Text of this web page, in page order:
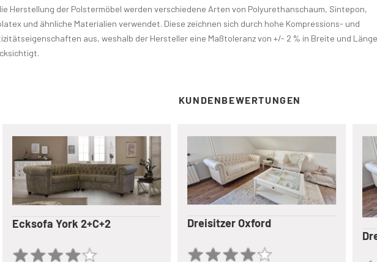
Herstellung der Polstermöbel werden verschiedene Arten von Polyurethanschaum, Sintepon,
und ähnliche Materialien verwendet. Diese zeichnen sich durch hohe Kompressions- und
aus, weshalb der Hersteller eine Maßtoleranz von +/- 2 % in Breite und Länge
KUNDENBEWERTUNGEN
Ecksofa York 2+C+2 Dreisitzer Oxford